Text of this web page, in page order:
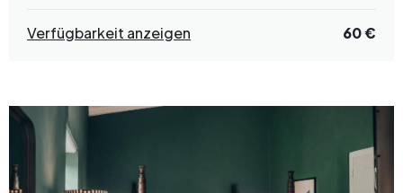
Verfügbarkeit anzeigen 60 €